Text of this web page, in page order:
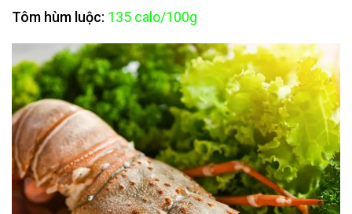
Tôm hùm luộc: 135 calo/100g